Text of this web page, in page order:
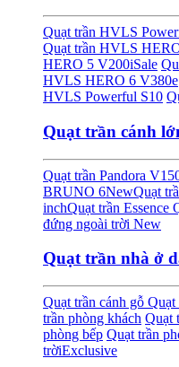
Quạt trần HVLS
Quạt trần HVLS
HERO 5 V200iSale
HVLS HERO 6 V380e
HVLS Powerful S10
Quạt trần cánh
Quạt trần Pandora
BRUNO 6NewQuạt
inchQuạt trần Essence
đứng ngoài trời New
Quạt trần nhà ở
Quạt trần cánh gỗ Quạt
trần phòng khách Quạt
phòng bếp Quạt trần
trờiExclusive